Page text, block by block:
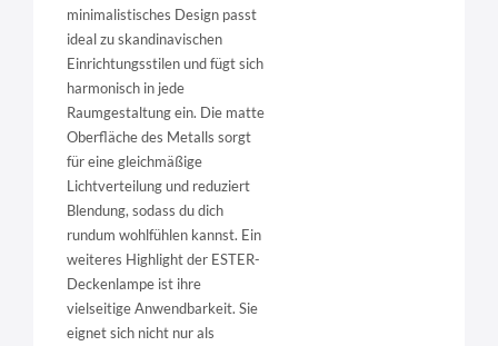
minimalistisches Design passt
ideal zu skandinavischen
Einrichtungsstilen und fügt sich
harmonisch in jede
Raumgestaltung ein. Die matte
Oberfläche des Metalls sorgt
für eine gleichmäßige
Lichtverteilung und reduziert
Blendung, sodass du dich
rundum wohlfühlen kannst. Ein
weiteres Highlight der ESTER-
Deckenlampe ist ihre
vielseitige Anwendbarkeit. Sie
eignet sich nicht nur als